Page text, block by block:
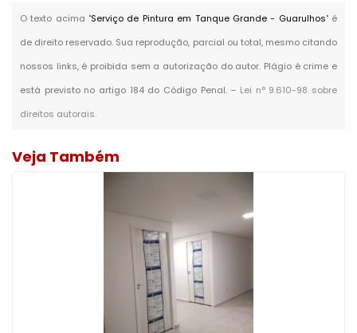
O texto acima "Serviço de Pintura em Tanque Grande - Guarulhos" é
de direito reservado. Sua reprodução, parcial ou total, mesmo citando
nossos links, é proibida sem a autorização do autor. Plágio é crime e
está previsto no artigo 184 do Código Penal. – Lei n° 9.610-98 sobre
direitos autorais.
Veja Também